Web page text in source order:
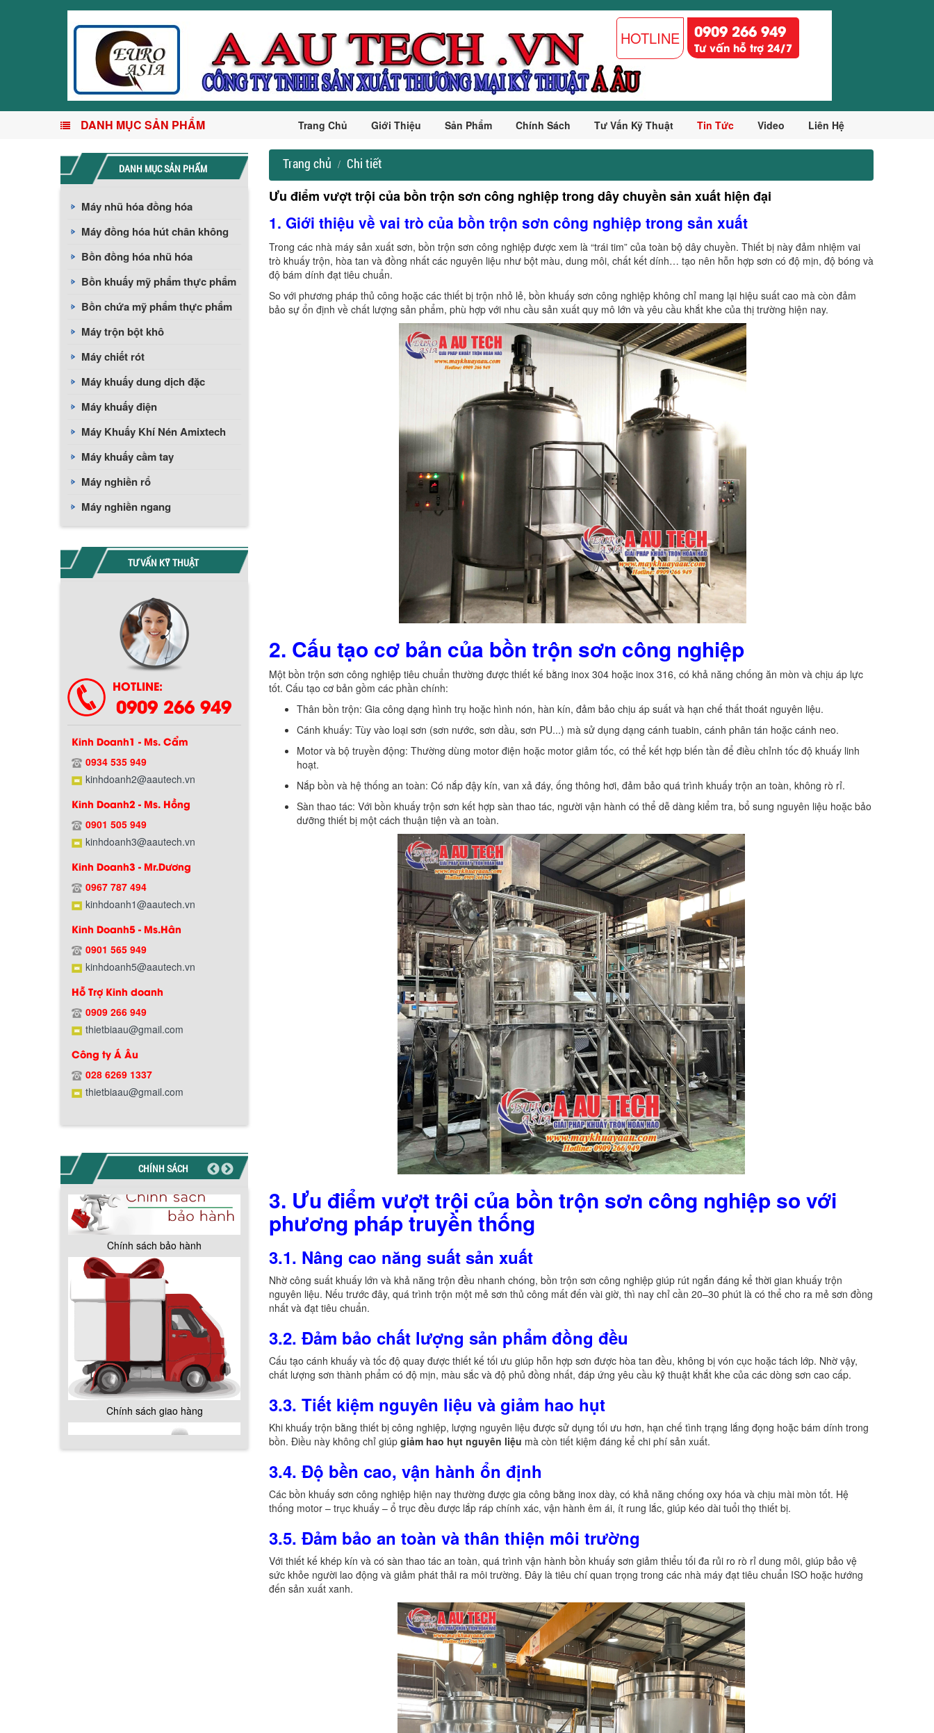
HOTLINE 0909 266 949
Tư vấn hỗ trợ 24/7
DANH MỤC SẢN PHẨM Trang Chủ Giới Thiệu Sản Phẩm Chính Sách Tư Vấn Kỹ Thuật Tin Tức Video Liên Hệ
DANH MỤC SẢN PHẨM
Máy nhũ hóa đồng hóa
Máy đồng hóa hút chân không
Bồn đồng hóa nhũ hóa
Bồn khuấy mỹ phẩm thực phẩm
Bồn chứa mỹ phẩm thực phẩm
Máy trộn bột khô
Máy chiết rót
Máy khuấy dung dịch đặc
Máy khuấy điện
Máy Khuấy Khí Nén Amixtech
Máy khuấy cầm tay
Máy nghiền rổ
Máy nghiền ngang
TƯ VẤN KỸ THUẬT
HOTLINE:
0909 266 949
Kinh Doanh1 - Ms. Cẩm
0934 535 949
kinhdoanh2@aautech.vn
Kinh Doanh2 - Ms. Hồng
0901 505 949
kinhdoanh3@aautech.vn
Kinh Doanh3 - Mr.Dương
0967 787 494
kinhdoanh1@aautech.vn
Kinh Doanh5 - Ms.Hân
0901 565 949
kinhdoanh5@aautech.vn
Hỗ Trợ Kinh doanh
0909 266 949
thietbiaau@gmail.com
Công ty Á Âu
028 6269 1337
thietbiaau@gmail.com
CHÍNH SÁCH
Chính sách bảo hành
Chính sách giao hàng
Hướng dẫn thanh toán mua hàng
Chính sách đổi trả hàng
Chính sách bảo hành
Chính sách giao hàng
Trang chủ Chi tiết
Ưu điểm vượt trội của bồn trộn sơn công nghiệp trong dây chuyền sản xuất hiện đại
1. Giới thiệu về vai trò của bồn trộn sơn công nghiệp trong sản xuất
Trong các nhà máy sản xuất sơn, bồn trộn sơn công nghiệp được xem là “trái tim” của toàn bộ dây chuyền. Thiết bị này đảm nhiệm vai
trò khuấy trộn, hòa tan và đồng nhất các nguyên liệu như bột màu, dung môi, chất kết dính… tạo nên hỗn hợp sơn có độ mịn, độ bóng và
độ bám dính đạt tiêu chuẩn.
So với phương pháp thủ công hoặc các thiết bị trộn nhỏ lẻ, bồn khuấy sơn công nghiệp không chỉ mang lại hiệu suất cao mà còn đảm
bảo sự ổn định về chất lượng sản phẩm, phù hợp với nhu cầu sản xuất quy mô lớn và yêu cầu khắt khe của thị trường hiện nay.
2. Cấu tạo cơ bản của bồn trộn sơn công nghiệp
Một bồn trộn sơn công nghiệp tiêu chuẩn thường được thiết kế bằng inox 304 hoặc inox 316, có khả năng chống ăn mòn và chịu áp lực
tốt. Cấu tạo cơ bản gồm các phần chính:
Thân bồn trộn: Gia công dạng hình trụ hoặc hình nón, hàn kín, đảm bảo chịu áp suất và hạn chế thất thoát nguyên liệu.
Cánh khuấy: Tùy vào loại sơn (sơn nước, sơn dầu, sơn PU...) mà sử dụng dạng cánh tuabin, cánh phân tán hoặc cánh neo.
Motor và bộ truyền động: Thường dùng motor điện hoặc motor giảm tốc, có thể kết hợp biến tần để điều chỉnh tốc độ khuấy linh
hoạt.
Nắp bồn và hệ thống an toàn: Có nắp đậy kín, van xả đáy, ống thông hơi, đảm bảo quá trình khuấy trộn an toàn, không rò rỉ.
Sàn thao tác: Với bồn khuấy trộn sơn kết hợp sàn thao tác, người vận hành có thể dễ dàng kiểm tra, bổ sung nguyên liệu hoặc bảo
dưỡng thiết bị một cách thuận tiện và an toàn.
3. Ưu điểm vượt trội của bồn trộn sơn công nghiệp so với
phương pháp truyền thống
3.1. Nâng cao năng suất sản xuất
Nhờ công suất khuấy lớn và khả năng trộn đều nhanh chóng, bồn trộn sơn công nghiệp giúp rút ngắn đáng kể thời gian khuấy trộn
nguyên liệu. Nếu trước đây, quá trình trộn một mẻ sơn thủ công mất đến vài giờ, thì nay chỉ cần 20–30 phút là có thể cho ra mẻ sơn đồng
nhất và đạt tiêu chuẩn.
3.2. Đảm bảo chất lượng sản phẩm đồng đều
Cấu tạo cánh khuấy và tốc độ quay được thiết kế tối ưu giúp hỗn hợp sơn được hòa tan đều, không bị vón cục hoặc tách lớp. Nhờ vậy,
chất lượng sơn thành phẩm có độ mịn, màu sắc và độ phủ đồng nhất, đáp ứng yêu cầu kỹ thuật khắt khe của các dòng sơn cao cấp.
3.3. Tiết kiệm nguyên liệu và giảm hao hụt
Khi khuấy trộn bằng thiết bị công nghiệp, lượng nguyên liệu được sử dụng tối ưu hơn, hạn chế tình trạng lắng đọng hoặc bám dính trong
bồn. Điều này không chỉ giúp giảm hao hụt nguyên liệu mà còn tiết kiệm đáng kể chi phí sản xuất.
3.4. Độ bền cao, vận hành ổn định
Các bồn khuấy sơn công nghiệp hiện nay thường được gia công bằng inox dày, có khả năng chống oxy hóa và chịu mài mòn tốt. Hệ
thống motor – trục khuấy – ổ trục đều được lắp ráp chính xác, vận hành êm ái, ít rung lắc, giúp kéo dài tuổi thọ thiết bị.
3.5. Đảm bảo an toàn và thân thiện môi trường
Với thiết kế khép kín và có sàn thao tác an toàn, quá trình vận hành bồn khuấy sơn giảm thiểu tối đa rủi ro rò rỉ dung môi, giúp bảo vệ
sức khỏe người lao động và giảm phát thải ra môi trường. Đây là tiêu chí quan trọng trong các nhà máy đạt tiêu chuẩn ISO hoặc hướng
đến sản xuất xanh.